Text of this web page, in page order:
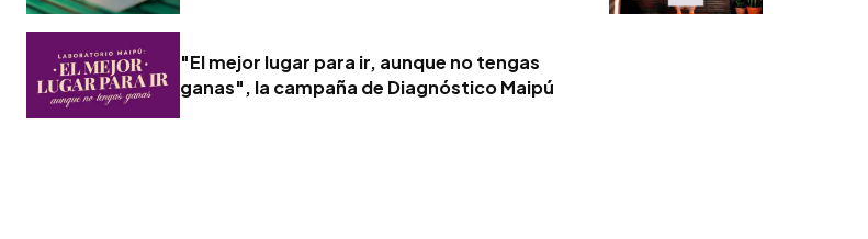
"El mejor lugar para ir, aunque no tengas
ganas", la campaña de Diagnóstico Maipú